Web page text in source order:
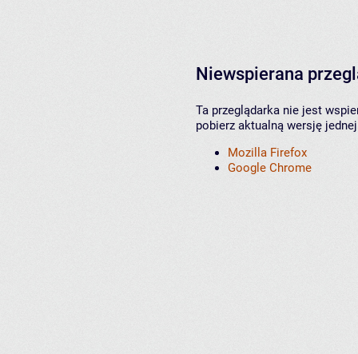
Niewspierana
Ta przeglądarka nie jest
pobierz aktualną wersję
Mozilla Firefox
Google Chrome